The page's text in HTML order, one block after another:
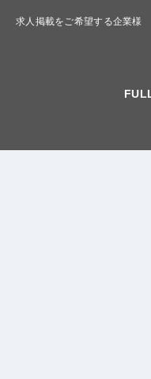
求人掲載をご希望する企業様